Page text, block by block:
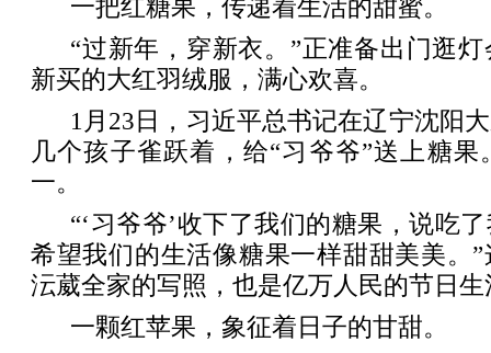
一把红糖果，传递着生活的甜蜜。
“过新年，穿新衣。”正准备出门逛
新买的大红羽绒服，满心欢喜。
1月23日，习近平总书记在辽宁沈阳
几个孩子雀跃着，给“习爷爷”送上糖
一。
“‘习爷爷’收下了我们的糖果，说吃
希望我们的生活像糖果一样甜甜美美。
沄葳全家的写照，也是亿万人民的节日
一颗红苹果，象征着日子的甘甜。